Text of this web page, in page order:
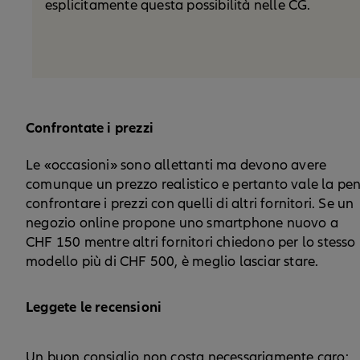
esplicitamente questa possibilità nelle CG.
Confrontate i prezzi
Le «occasioni» sono allettanti ma devono avere
comunque un prezzo realistico e pertanto vale la
confrontare i prezzi con quelli di altri fornitori. Se un
negozio online propone uno smartphone nuovo a
CHF 150 mentre altri fornitori chiedono per lo stesso
modello più di CHF 500, è meglio lasciar stare.
Leggete le recensioni